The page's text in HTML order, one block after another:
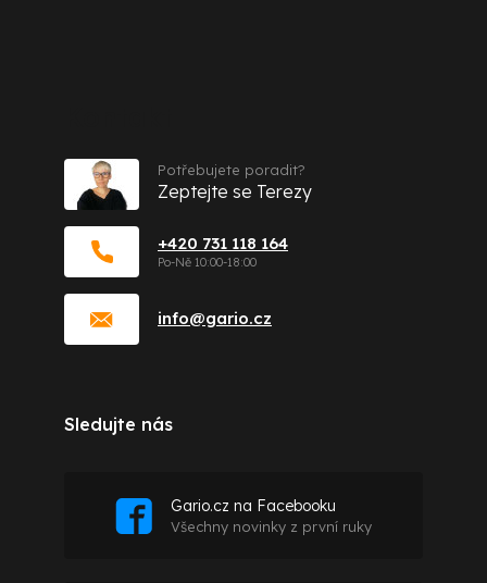
info@gario.cz
+420 731 118 164
Potřebujete poradit?
Zeptejte se Terezy
Sledujte nás
Gario.cz na Facebooku
Všechny novinky z první ruky